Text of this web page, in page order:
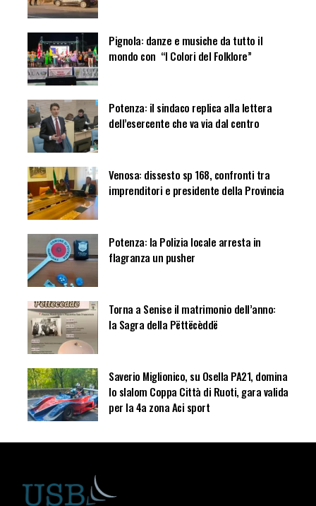
Pignola: danze e musiche da tutto il
mondo con “I Colori del Folklore”
Potenza: il sindaco replica alla lettera
dell’esercente che va via dal centro
Venosa: dissesto sp 168, confronti tra
imprenditori e presidente della Provincia
Potenza: la Polizia locale arresta in
flagranza un pusher
Torna a Senise il matrimonio dell’anno:
la Sagra della Pëttëcèddë
Saverio Miglionico, su Osella PA21, domina
lo slalom Coppa Città di Ruoti, gara valida
per la 4a zona Aci sport